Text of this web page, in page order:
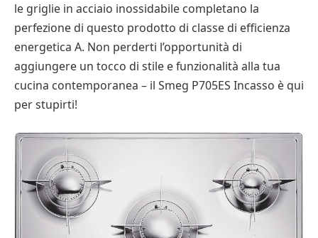
le griglie in acciaio inossidabile completano la
perfezione di questo prodotto di classe di efficienza
energetica A. Non perderti l’opportunità di
aggiungere un tocco di stile e funzionalità alla tua
cucina contemporanea – il Smeg P705ES Incasso è qui
per stupirti!